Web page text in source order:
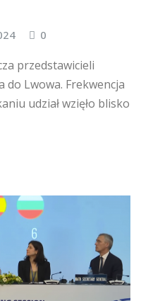
0
przedstawicieli
Lwowa. Frekwencja
udział wzięło blisko